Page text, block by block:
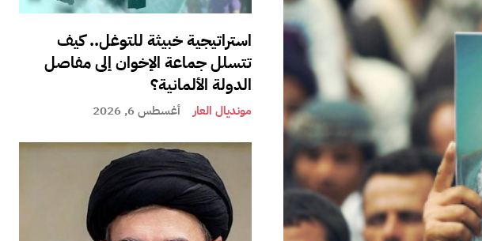
استراتيجية خبيثة للتوغل.. كيف
تتسلل جماعة الإخوان إلى مفاصل
الدولة الألمانية؟
مونديال العار أغسطس 6, 2026